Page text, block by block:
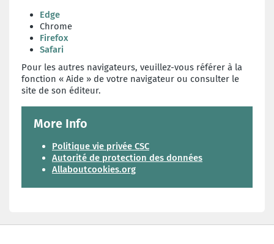
Edge
Chrome
Firefox
Safari
Pour les autres navigateurs, veuillez-vous référer à la
fonction « Aide » de votre navigateur ou consulter le
site de son éditeur.
More Info
Politique vie privée CSC
Autorité de protection des données
Allaboutcookies.org